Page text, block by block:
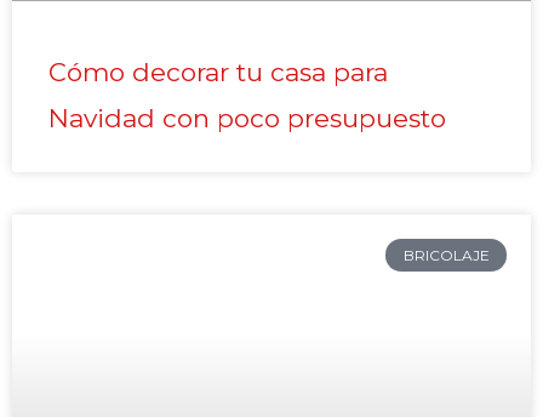
Cómo decorar tu casa para
Navidad con poco presupuesto
BRICOLAJE